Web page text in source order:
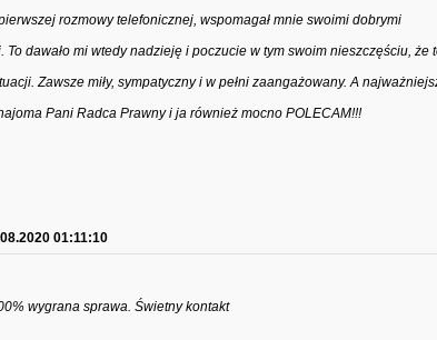
rozmowy telefonicznej, wspomagał mnie swoimi dobrymi
dawało mi wtedy nadzieję i poczucie w tym swoim nieszczęściu, że
Zawsze miły, sympatyczny i w pełni zaangażowany. A
Pani Radca Prawny i ja również mocno POLECAM!!!
01:11:10
wygrana sprawa. Świetny kontakt